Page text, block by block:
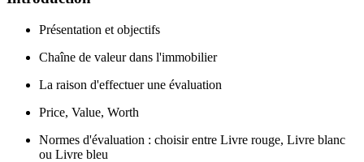
Présentation et objectifs
Chaîne de valeur dans l'immobilier
La raison d'effectuer une évaluation
Price, Value, Worth
Normes d'évaluation : choisir entre Livre rouge, Livre blanc
ou Livre bleu